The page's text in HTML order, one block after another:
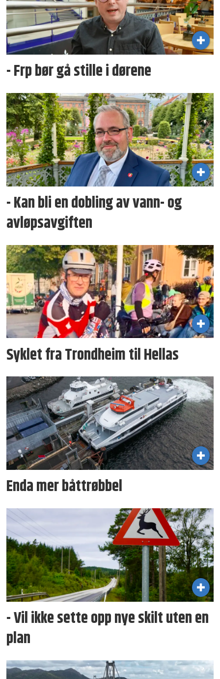
- Frp bør gå stille i dørene
- Kan bli en dobling av vann- og
avløpsavgiften
Syklet fra Trondheim til Hellas
Enda mer båttrøbbel
- Vil ikke sette opp nye skilt uten en
plan